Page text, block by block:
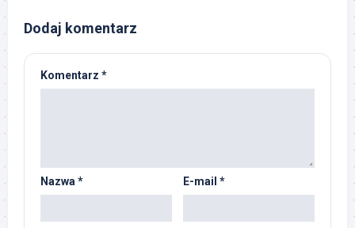
Dodaj komentarz
Komentarz *
Nazwa* E-mail *